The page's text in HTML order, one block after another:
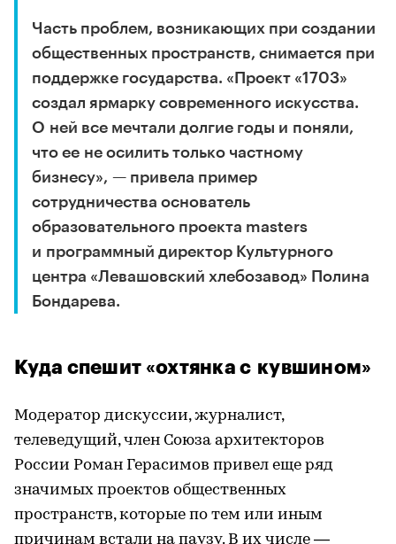
Часть проблем, возникающих при создании
общественных пространств, снимается при
поддержке государства. «Проект «1703»
создал ярмарку современного искусства.
О ней все мечтали долгие годы и поняли,
что ее не осилить только частному
бизнесу», — привела пример
сотрудничества основатель
образовательного проекта masters
и программный директор Культурного
центра «Левашовский хлебозавод» Полина
Бондарева.
Куда спешит «охтянка с кувшином»
Модератор дискуссии, журналист,
телеведущий, член Союза архитекторов
России Роман Герасимов привел еще ряд
значимых проектов общественных
пространств, которые по тем или иным
причинам встали на паузу. В их числе —